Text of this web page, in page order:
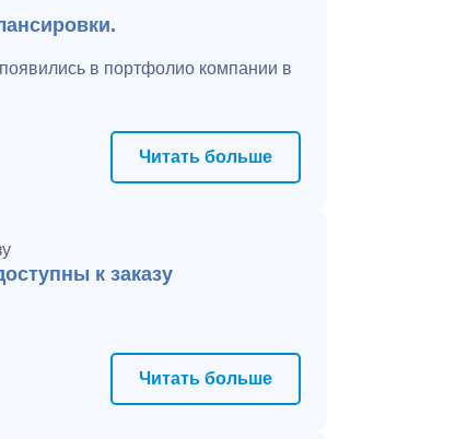
в портфолио компании в
Читать больше
к заказу
Читать больше